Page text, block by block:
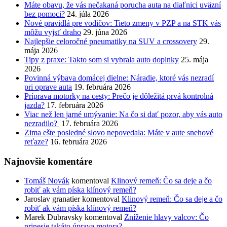
Máte obavu, že vás nečakaná porucha auta na diaľnici uväzní
bez pomoci? 24. júla 2026
Nové pravidlá pre vodičov: Tieto zmeny v PZP a na STK vás
môžu vyjsť draho 29. júna 2026
Najlepšie celoročné pneumatiky na SUV a crossovery 29.
mája 2026
Tipy z praxe: Takto som si vybrala auto doplnky 25. mája
2026
Povinná výbava domácej dielne: Náradie, ktoré vás nezradí
pri oprave auta 19. februára 2026
Príprava motorky na cesty: Prečo je dôležitá prvá kontrolná
jazda? 17. februára 2026
Viac než len jarné umývanie: Na čo si dať pozor, aby vás auto
nezradilo? 17. februára 2026
Zima ešte posledné slovo nepovedala: Máte v aute snehové
reťaze? 16. februára 2026
Najnovšie komentáre
Tomáš Novák komentoval Klinový remeň: Čo sa deje a čo
robiť ak vám píska klínový remeň?
Jaroslav granatierkomentoval Klinový remeň: Čo sa deje a čo
robiť ak vám píska klínový remeň?
Marek Dubravsky komentoval Zníženie hlavy valcov: Čo